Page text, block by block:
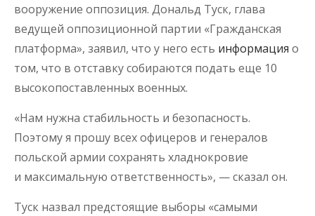
вооружение оппозиция. Дональд Туск, глава
ведущей оппозиционной партии «Гражданская
платформа», заявил, что у него есть информация о
том, что в отставку собираются подать еще 10
высокопоставленных военных.
«Нам нужна стабильность и безопасность.
Поэтому я прошу всех офицеров и генералов
польской армии сохранять хладнокровие
и максимальную ответственность», — сказал он.
Туск назвал предстоящие выборы «самыми